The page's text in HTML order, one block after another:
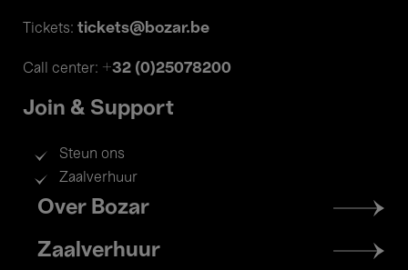
Tickets: tickets@bozar.be
Call center: +32 (0)25078200
Join & Support
Steun ons
Zaalverhuur
Footer
menu
Over Bozar
Zaalverhuur